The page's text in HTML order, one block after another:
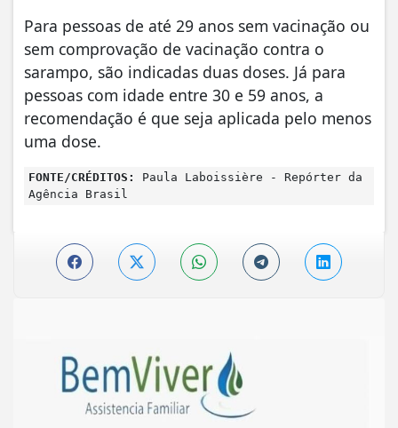
Para pessoas de até 29 anos sem vacinação ou
sem comprovação de vacinação contra o
sarampo, são indicadas duas doses. Já para
pessoas com idade entre 30 e 59 anos, a
recomendação é que seja aplicada pelo menos
uma dose.
FONTE/CRÉDITOS:
Paula Laboissière - Repórter da
Agência Brasil